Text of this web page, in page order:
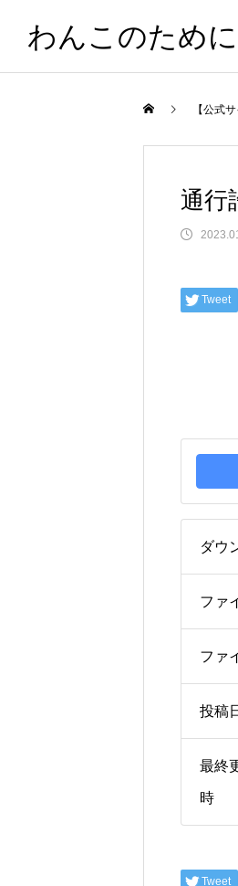
わんこのため
【公式サ
通行
Tweet
ダウ
ファ
ファ
投稿
最終
時
Tweet